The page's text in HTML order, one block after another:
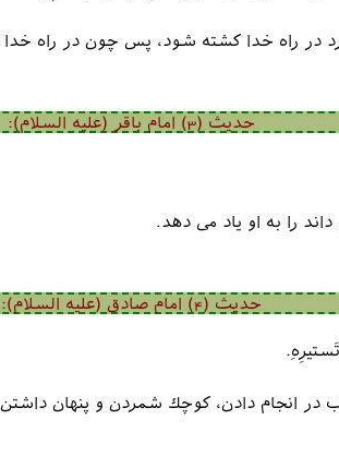
در راه خدا کشته شود، پس چون در راه
حدیث (3) امام باقر (علیه السلام):
را به او یاد می دهد.
حدیث (4) امام صادق (علیه السلام):
انجام دادن، كوچك شمردن و پنهان